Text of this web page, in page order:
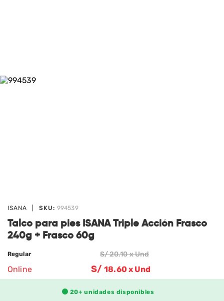
ISANA SKU: 994539
Talco para pies ISANA Triple Acción Frasco
240g + Frasco 60g
Regular S/20.10 x Und
Online S/18.60 x Und
20+ unidades disponibles